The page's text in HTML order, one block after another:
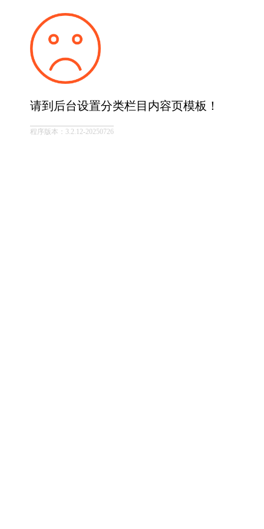
请到后台设置分类栏目内容页模板！
程序版本：3.2.12-20250726